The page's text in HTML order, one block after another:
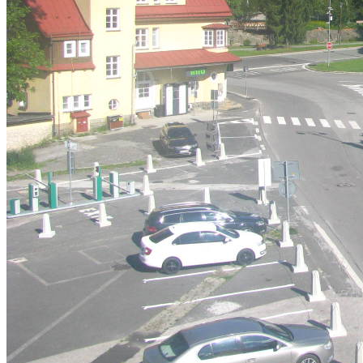
descriptions off , selected
Subtitles
subtitles settings
, opens subtitles settings dialog
subtitles off
, selected
Audio Track
default, selected
Picture-in-Picture Fullscreen
This is a modal window.
Beginning of dialog window. Escape will cancel and close the
Text
Color
Opacity
Text Background
Opacity
Caption Area Background